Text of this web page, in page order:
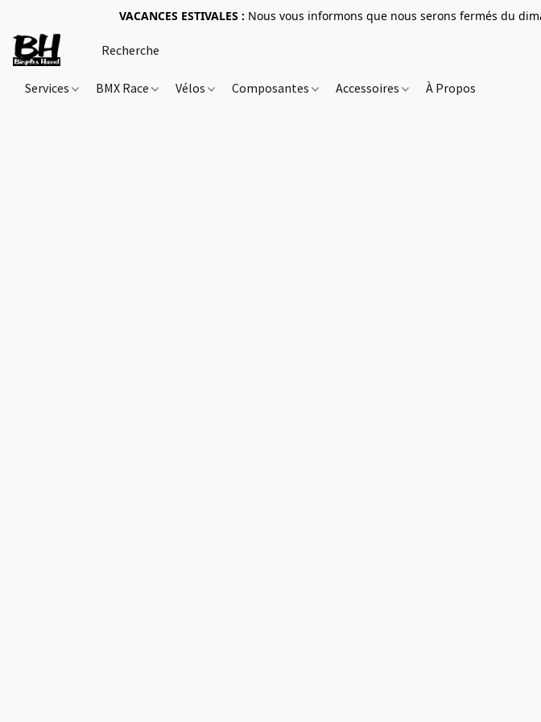
VACANCES ESTIVALES : Nous vous informons que nous serons fermés du
Services BMX Race Vélos Composantes Accessoires À Propos